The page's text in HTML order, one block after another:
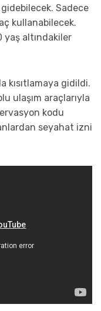
Sadece
kullanabilecek.
yaş altındakiler
kısıtlamaya gidildi.
ulaşım araçlarıyla
kodu
seyahat izni